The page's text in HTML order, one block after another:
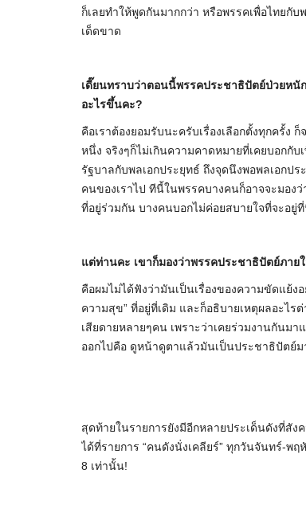
ก็เลยทำให้พูดกันมากกว่า หรือพรรคเพื่อไทยกั
เด็ดขาด
เดี๊ยนทราบว่าตอนนี้พรรคประชาธิปัตย์ป่วยหนั
อะไรขึ้นคะ?
คือเราต้องยอมรับนะครับเรื่องเลือกตั้งทุกครั้
หนึ่ง จริงๆก็ไม่เกินความคาดหมายที่เคยบอกกับ
รัฐบาลกับพลเอกประยุทธ์ ถึงจุดนึงพอพลเอกปร
คนของเราไป ทีนี้ในพรรคบางคนก็อาจจะมอง
ที่อยู่ร่วมกัน บางคนบอกไม่ค่อยสบายใจที่จะอยู่
แต่ท่านคะ เขาก็มองว่าพรรคประชาธิปัตย์ภาย
คือผมไม่ได้ฟังว่ามันเป็นเรื่องของความขัดแย้
ความสุข” ที่อยู่ที่เดิม และก็อธิบายเหตุผลอะไร
เสียดายหลายๆคน เพราะว่าเคยร่วมงานกันม
ออกไปคือ ดูหน้าดูตาแล้วมันเป็นประชาธิปัตย์ม
สุดท้ายในรายการยังมีอีกหลายประเด็นดังที่สั
ได้ที่รายการ “คนดังนั่งเคลียร์” ทุกวันจันทร์-พ
8 เท่านั้น!